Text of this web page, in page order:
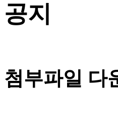
공지
첨부파일 다